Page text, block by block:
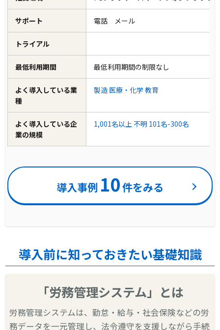
サポート 電話 メール
トライアル
最低利用期間 最低利用期間の制限なし
よく導入している業
種
製造 医療・化学 教育
よく導入している企
業の規模
1,001名以上不明 101名-300名
導入事例 10件をみる
導入前に知っておきたい基礎知識
「労務管理システム」とは
労務管理システムは、勤怠・給与・社会保険などの労
務データを一元管理し、法令遵守を支援しながら手続